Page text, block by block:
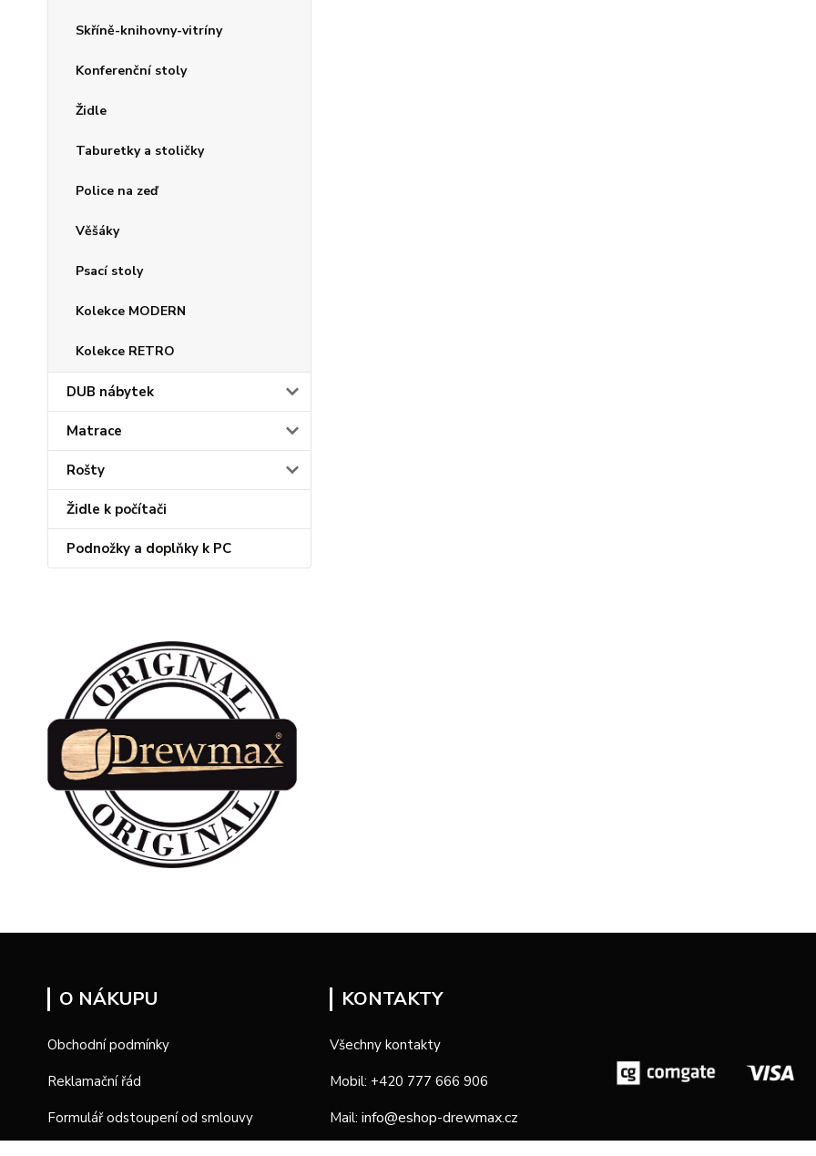
Skříně-knihovny-vitríny
Konferenční stoly
Židle
Taburetky a stoličky
Police na zeď
Věšáky
Psací stoly
Kolekce MODERN
Kolekce RETRO
DUB nábytek
Matrace
Rošty
Židle k počítači
Podnožky a doplňky k PC
O NÁKUPU
Obchodní podmínky
Reklamační řád
Formulář odstoupení od smlouvy
KONTAKTY
Všechny kontakty
Mobil: +420 777 666 906
Mail: info@eshop-drewmax.cz